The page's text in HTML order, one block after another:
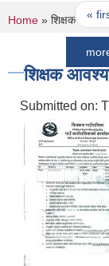
Pages
« first
You are
Home » शिक्षक
शिक्षक
Submitted on: